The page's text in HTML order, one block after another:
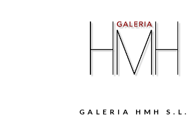
GALERIA HMH S.L.